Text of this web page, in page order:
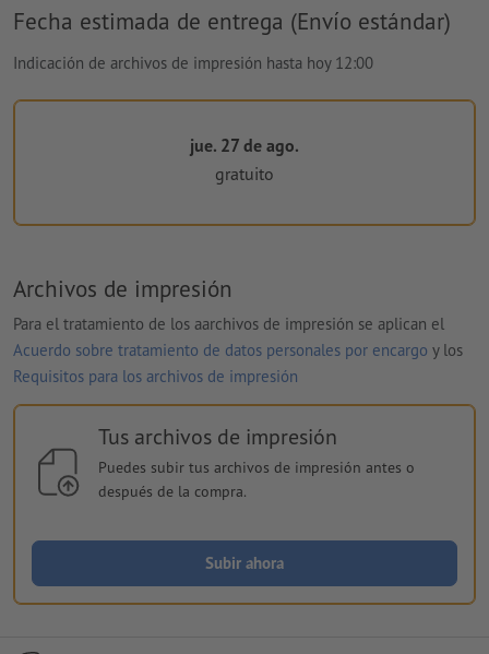
Fecha estimada de entrega (Envío estándar)
Indicación de archivos de impresión hasta hoy 12:00
jue. 27 de ago.
gratuito
Archivos de impresión
Para el tratamiento de los aarchivos de impresión se aplican el
Acuerdo sobre tratamiento de datos personales por encargo y los
Requisitos para los archivos de impresión
Tus archivos de impresión
Puedes subir tus archivos de impresión antes o
después de la compra.
Subir ahora